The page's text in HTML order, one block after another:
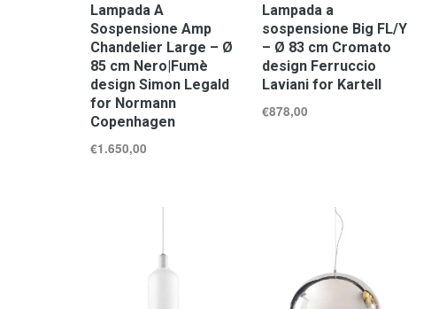
Lampada A
Sospensione Amp
Chandelier Large – Ø
85 cm Nero|Fumè
design Simon Legald
for Normann
Copenhagen
€1.650,00
Lampada a
sospensione Big FL/Y
– Ø 83 cm Cromato
design Ferruccio
Laviani for Kartell
€878,00